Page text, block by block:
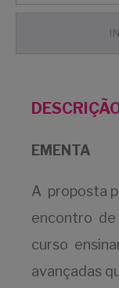
cidade,
e
2026
EMENTA
A proposta
encontro de
curso
avançadas